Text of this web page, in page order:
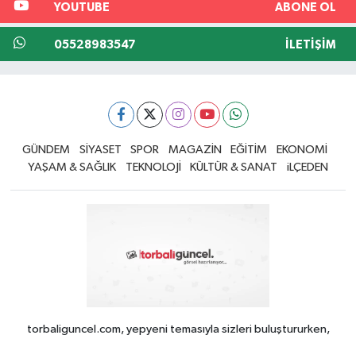
YOUTUBE ABONE OL
05528983547 İLETIŞIM
GÜNDEM SİYASET SPOR MAGAZİN EĞİTİM
EKONOMİ
YAŞAM & SAĞLIK
TEKNOLOJİ KÜLTÜR & SANAT iLÇEDEN
torbaliguncel.com, yepyeni temasıyla sizleri buluştururken,